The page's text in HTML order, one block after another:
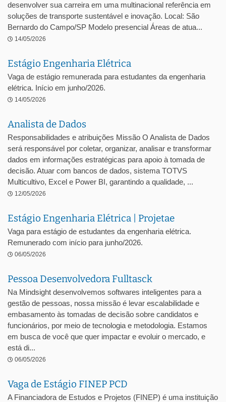
desenvolver sua carreira em uma multinacional referência em
soluções de transporte sustentável e inovação. Local: São
Bernardo do Campo/SP Modelo presencial Áreas de atua...
14/05/2026
Estágio Engenharia Elétrica
Vaga de estágio remunerada para estudantes da engenharia
elétrica. Início em junho/2026.
14/05/2026
Analista de Dados
Responsabilidades e atribuições Missão O Analista de Dados
será responsável por coletar, organizar, analisar e transformar
dados em informações estratégicas para apoio à tomada de
decisão. Atuar com bancos de dados, sistema TOTVS
Multicultivo, Excel e Power BI, garantindo a qualidade, ...
12/05/2026
Estágio Engenharia Elétrica | Projetae
Vaga para estágio de estudantes da engenharia elétrica.
Remunerado com início para junho/2026.
06/05/2026
Pessoa Desenvolvedora Fulltasck
Na Mindsight desenvolvemos softwares inteligentes para a
gestão de pessoas, nossa missão é levar escalabilidade e
embasamento às tomadas de decisão sobre candidatos e
funcionários, por meio de tecnologia e metodologia. Estamos
em busca de você que quer impactar e evoluir o mercado, e
está di...
06/05/2026
Vaga de Estágio FINEP PCD
A Financiadora de Estudos e Projetos (FINEP) é uma instituição